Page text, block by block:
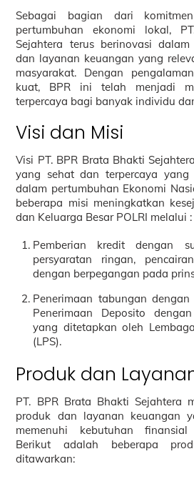
Sebagai bagian dari
pertumbuhan ekonomi lokal,
Sejahtera terus berinovasi
dan layanan keuangan yang
masyarakat. Dengan
kuat, BPR ini telah menjadi
terpercaya bagi banyak individu
Visi dan Misi
Visi PT. BPR Brata Bhakti
yang sehat dan terpercaya yang
dalam pertumbuhan Ekonomi
beberapa misi meningkatkan
dan Keluarga Besar POLRI melalui :
Pemberian kredit dengan
persyaratan ringan,
dengan berpegangan pada
Penerimaan tabungan
Penerimaan Deposito
yang ditetapkan oleh
(LPS).
Produk dan
PT. BPR Brata Bhakti Sejahtera
produk dan layanan keuangan
memenuhi kebutuhan
Berikut adalah beberapa
ditawarkan: